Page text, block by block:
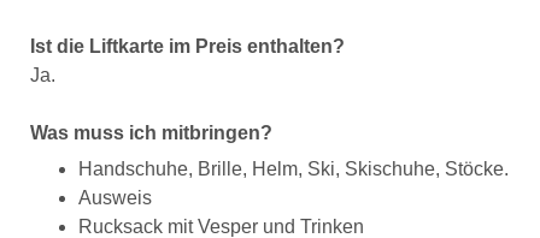
Ist die Liftkarte im Preis enthalten?
Ja.
Was muss ich mitbringen?
Handschuhe, Brille, Helm, Ski, Skischuhe, Stöcke.
Ausweis
Rucksack mit Vesper und Trinken